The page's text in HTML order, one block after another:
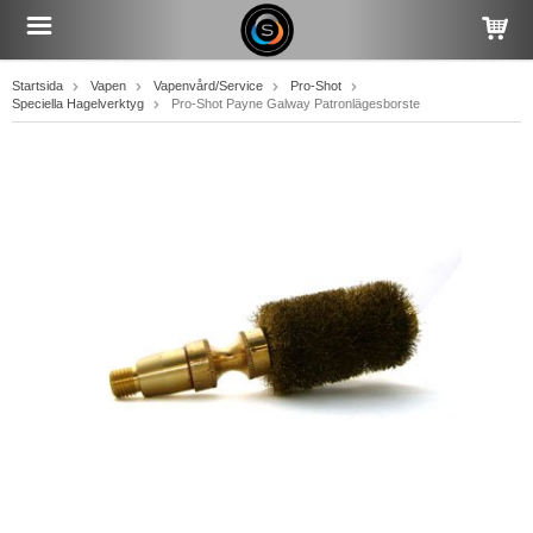
Startsida Vapen Vapenvård/Service
Pro-Shot
Speciella Hagelverktyg
Pro-Shot Payne Galway Patronlägesborste